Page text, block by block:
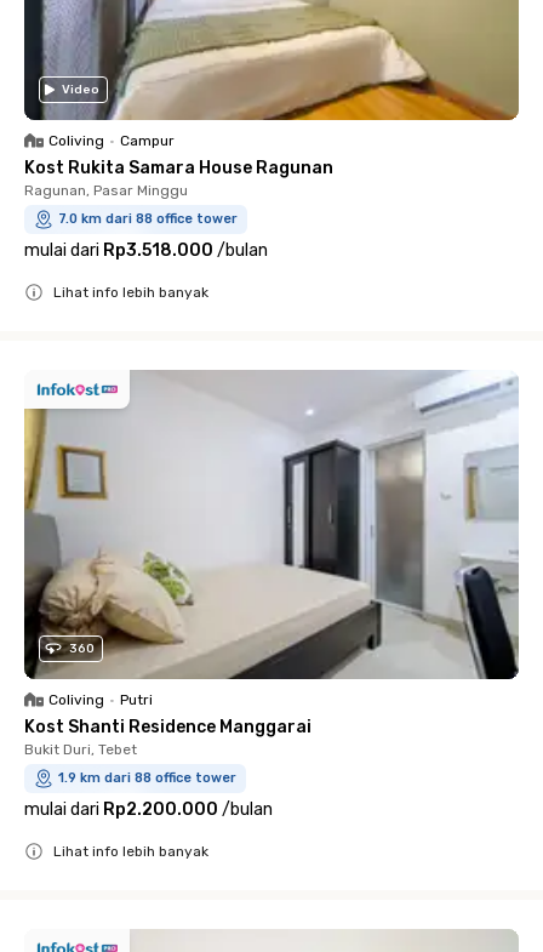
Video
Coliving • Campur
Kost Rukita Samara House Ragunan
Ragunan, Pasar Minggu
7.0 km dari 88 office tower
mulai dari Rp3.518.000 /bulan
Lihat info lebih banyak
360
Coliving • Putri
Kost Shanti Residence Manggarai
Bukit Duri, Tebet
1.9 km dari 88 office tower
mulai dari Rp2.200.000 /bulan
Lihat info lebih banyak